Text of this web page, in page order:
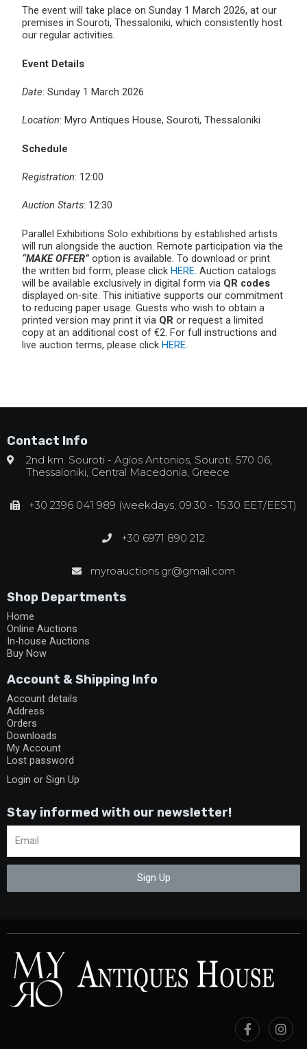
The event will take place on Sunday 1 March 2026, at our
premises in Souroti, Thessaloniki, which consistently host
our regular activities.
Event Details
Date: Sunday 1 March 2026
Location: Myro Antiques House, Souroti, Thessaloniki
Schedule
Registration: 12:00
Auction Starts: 12:30
Parallel Exhibitions Solo exhibitions by established artists
will run alongside the auction. Remote participation via the
“MAKE OFFER”option is available. To download or print
the written bid form, please click HERE . Auction catalogs
will be available exclusively in digital form via QR codes
displayed on-site. This initiative supports our commitment
to reducing paper usage. Guests who wish to obtain a
printed version may print it via QR or request a limited
copy at an additional cost of €2. For full instructions and
live auction terms, please click HERE
Contact Info
2nd km. Souroti - Agios Antonios, Souroti, 570 06,
Thessaloniki, Central Macedonia, Greece
+30 2396 041 989 (weekdays, 09:30 - 15:30 EET/EEST)
+30 6971 890 212
myroauctions.gr@gmail.com
Shop Departments
Home
Online Auctions
In-house Auctions
Buy Now
Account & Shipping Info
Account details
Address
Orders
Downloads
My Account
Lost password
Login or Sign Up
Stay informed with our newsletter!
Sign Up